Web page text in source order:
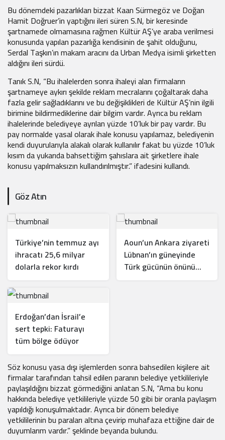
Bu dönemdeki pazarlıkları bizzat Kaan Sürmegöz ve Doğan
Hamit Doğruer’in yaptığını ileri süren S.N, bir keresinde
şartnamede olmamasına rağmen Kültür AŞ’ye araba verilmesi
konusunda yapılan pazarlığa kendisinin de şahit olduğunu,
Serdal Taşkın’ın makam aracını da Urban Medya isimli şirketten
aldığını ileri sürdü.
Tanık S.N, “Bu ihalelerden sonra ihaleyi alan firmaların
şartnameye aykırı şekilde reklam mecralarını çoğaltarak daha
fazla gelir sağladıklarını ve bu değişiklikleri de Kültür AŞ’nin ilgili
birimine bildirmediklerine dair bilgim vardır. Ayrıca bu reklam
ihalelerinde belediyeye ayrılan yüzde 10’luk bir pay vardır. Bu
pay normalde yasal olarak ihale konusu yapılamaz, belediyenin
kendi duyurularıyla alakalı olarak kullanılır fakat bu yüzde 10’luk
kısım da yukarıda bahsettiğim şahıslara ait şirketlere ihale
konusu yapılmaksızın kullandırılmıştır.” ifadesini kullandı.
Göz Atın
Türkiye’nin temmuz ayı
ihracatı 25,6 milyar
dolarla rekor kırdı
Aoun’un Ankara ziyareti
Lübnan’ın güneyinde
Türk gücünün önünü
Erdoğan’dan İsrail’e
sert tepki: Faturayı
tüm bölge ödüyor
Söz konusu yasa dışı işlemlerden sonra bahsedilen kişilere ait
firmalar tarafından tahsil edilen paranın belediye yetkilileriyle
paylaşıldığını bizzat görmediğini anlatan S.N, “Ama bu konu
hakkında belediye yetkilileriyle yüzde 50 gibi bir oranla paylaşım
yapıldığı konuşulmaktadır. Ayrıca bir dönem belediye
yetkililerinin bu paraları altına çevirip muhafaza ettiğine dair de
duyumlarım vardır.” şeklinde beyanda bulundu.